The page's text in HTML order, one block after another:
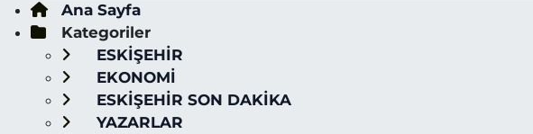
Ana Sayfa
Kategoriler
ESKİŞEHİR
EKONOMİ
ESKİŞEHİR SON DAKİKA
YAZARLAR